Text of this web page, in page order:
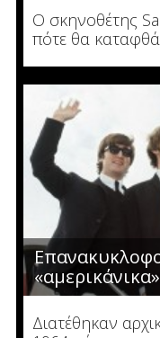
Ο σκηνοθέτης
πότε θα
Διατέθηκαν